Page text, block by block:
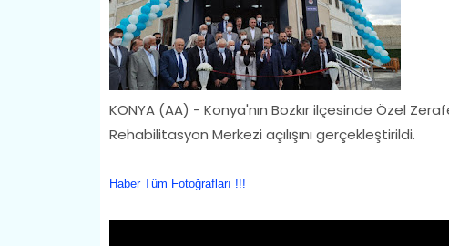
KONYA (AA) - Konya'nın Bozkır ilçesinde Özel
Rehabilitasyon Merkezi açılışını gerçekleştirildi.
Haber Tüm Fotoğrafları !!!